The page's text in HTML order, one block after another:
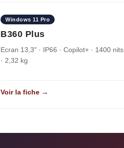
Windows 11 Pro
B360 Plus
Ecran 13,3" · IP66 · Copilot+ · 1400 nits
· 2,32 kg
Voir la fiche →